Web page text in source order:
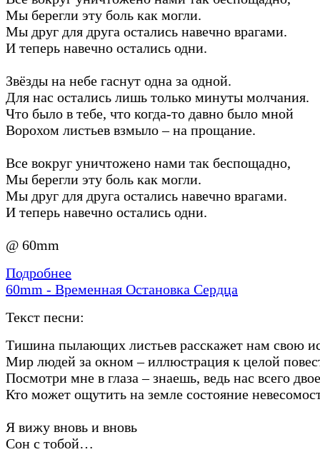
Мы берегли эту боль как могли.
Мы друг для друга остались навечно врагами.
И теперь навечно остались одни.
Звёзды на небе гаснут одна за одной.
Для нас остались лишь только минуты молчания.
Что было в тебе, что когда-то давно было мной
Ворохом листьев взмыло – на прощание.
Все вокруг уничтожено нами так беспощадно,
Мы берегли эту боль как могли.
Мы друг для друга остались навечно врагами.
И теперь навечно остались одни.
@ 60mm
Подробнее
60mm - Временная Остановка Сердца
Текст песни:
Тишина пылающих листьев расскажет нам свою
Мир людей за окном – иллюстрация к целой
Посмотри мне в глаза – знаешь, ведь нас всего
Кто может ощутить на земле состояние
Я вижу вновь и вновь
Сон с тобой…